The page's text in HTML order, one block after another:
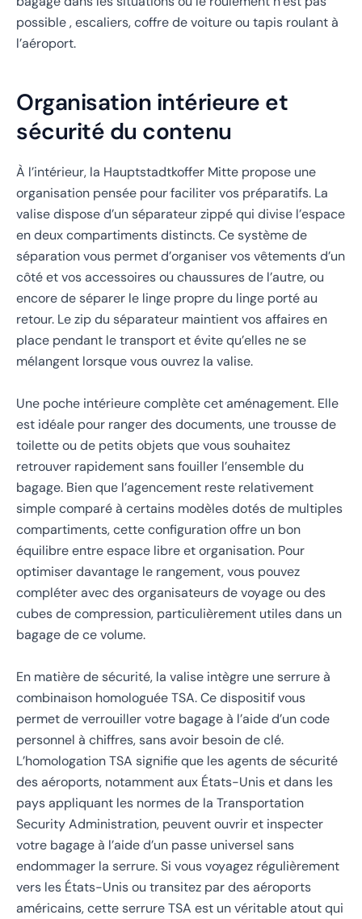
possible , escaliers, coffre de voiture ou tapis roulant à
l’aéroport.
Organisation intérieure et
sécurité du contenu
À l’intérieur, la Hauptstadtkoffer Mitte propose une
organisation pensée pour faciliter vos préparatifs. La
valise dispose d’un séparateur zippé qui divise l’espace
en deux compartiments distincts. Ce système de
séparation vous permet d’organiser vos vêtements d’un
côté et vos accessoires ou chaussures de l’autre, ou
encore de séparer le linge propre du linge porté au
retour. Le zip du séparateur maintient vos affaires en
place pendant le transport et évite qu’elles ne se
mélangent lorsque vous ouvrez la valise.
Une poche intérieure complète cet aménagement. Elle
est idéale pour ranger des documents, une trousse de
toilette ou de petits objets que vous souhaitez
retrouver rapidement sans fouiller l’ensemble du
bagage. Bien que l’agencement reste relativement
simple comparé à certains modèles dotés de multiples
compartiments, cette configuration offre un bon
équilibre entre espace libre et organisation. Pour
optimiser davantage le rangement, vous pouvez
compléter avec des organisateurs de voyage ou des
cubes de compression, particulièrement utiles dans un
bagage de ce volume.
En matière de sécurité, la valise intègre une serrure à
combinaison homologuée TSA. Ce dispositif vous
permet de verrouiller votre bagage à l’aide d’un code
personnel à chiffres, sans avoir besoin de clé.
L’homologation TSA signifie que les agents de sécurité
des aéroports, notamment aux États-Unis et dans les
pays appliquant les normes de la Transportation
Security Administration, peuvent ouvrir et inspecter
votre bagage à l’aide d’un passe universel sans
endommager la serrure. Si vous voyagez régulièrement
vers les États-Unis ou transitez par des aéroports
américains, cette serrure TSA est un véritable atout qui